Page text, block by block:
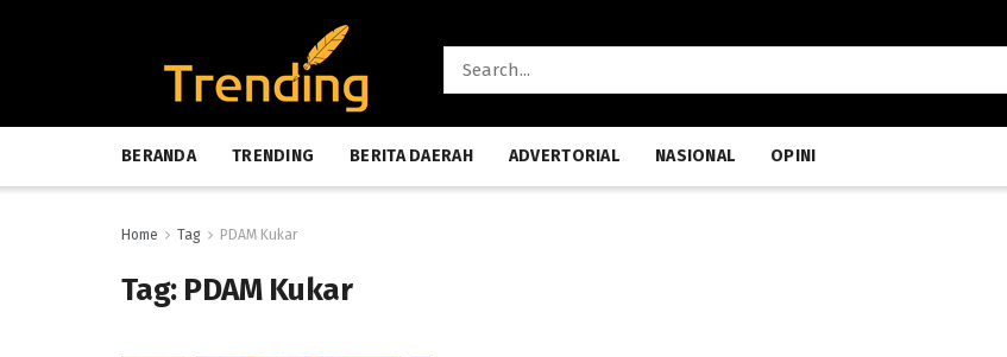
BERANDA TRENDING BERITA DAERAH ADVERTORIAL NASIONAL OPINI
Home Tag PDAM Kukar
Tag: PDAM Kukar